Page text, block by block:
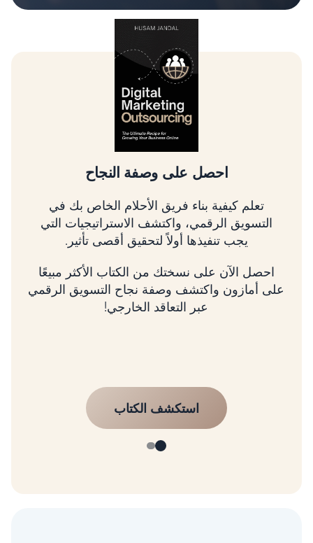
احصل على وصفة النجاح
تعلم كيفية بناء فريق الأحلام الخاص بك في
التسويق الرقمي، واكتشف الاستراتيجيات التي
يجب تنفيذها أولاً لتحقيق أقصى تأثير.
احصل الآن على نسختك من الكتاب الأكثر مبيعًا
على أمازون واكتشف وصفة نجاح التسويق الرقمي
عبر التعاقد الخارجي!
استكشف الكتاب